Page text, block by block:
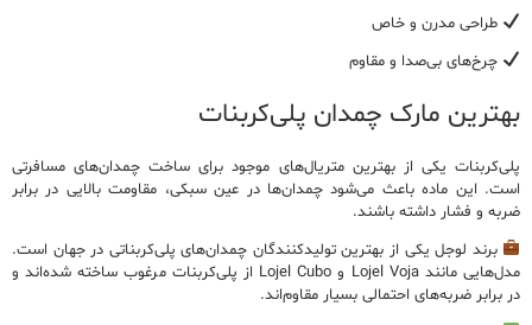
طراحی مدرن و خاص
چرخ‌های بی‌صدا و مقاوم
بهترین مارک چمدان پلی‌کربنات
پلی‌کربنات یکی از بهترین متریال‌های موجود برای ساخت چمدان‌های مسافرتی
است. این ماده باعث می‌شود چمدان‌ها در عین سبکی، مقاومت بالایی در برابر
ضربه و فشار داشته باشند.
برند لوجل یکی از بهترین تولیدکنندگان چمدان‌های پلی‌کربناتی در جهان است.
مدل‌هایی مانندLojel Voja و Lojel Cubo
از پلی‌کربنات مرغوب ساخته شده‌اند و
در برابر ضربه‌های احتمالی بسیار مقاوم‌اند.